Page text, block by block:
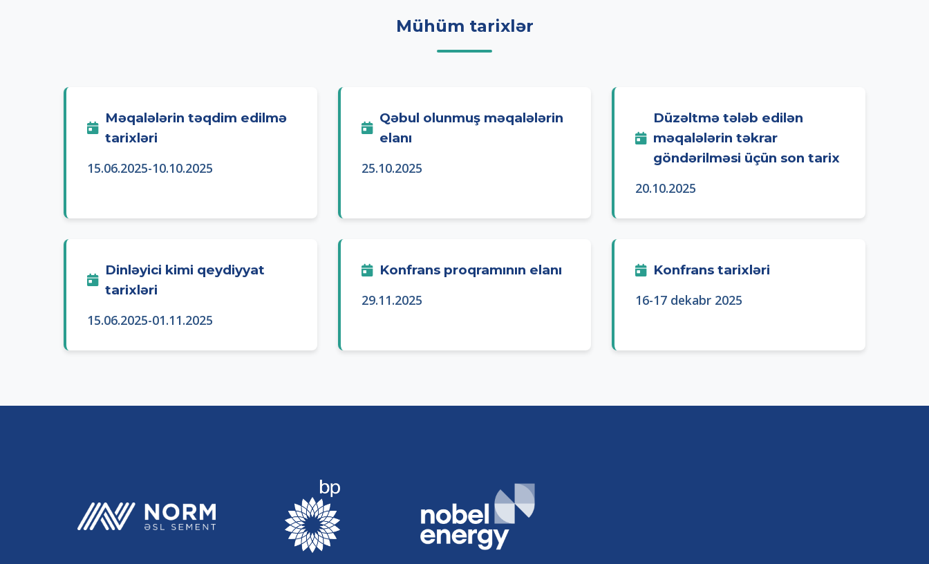
Mühüm tarixlər
Məqalələrin təqdim edilmə
tarixləri
15.06.2025-10.10.2025
Qəbul olunmuş məqalələrin
elanı
25.10.2025
Düzəltmə tələb edilən
məqalələrin təkrar
göndərilməsi üçün son tarix
20.10.2025
Dinləyici kimi qeydiyyat
tarixləri
15.06.2025-01.11.2025
Konfrans proqramının elanı
29.11.2025
Konfrans tarixləri
16-17 dekabr 2025